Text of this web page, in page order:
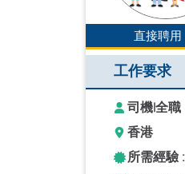
直接聘用
工作要求
司機|全職
香港
所需經驗 :